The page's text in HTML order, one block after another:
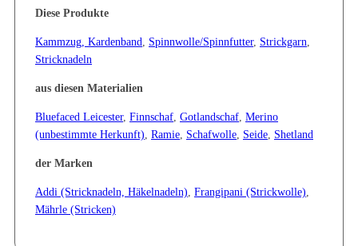
Diese Produkte
Kammzug, Kardenband, Spinnwolle/Spinnfutter, Strickgarn,
Stricknadeln
aus diesen Materialien
Bluefaced Leicester, Finnschaf, Gotlandschaf, Merino
(unbestimmte Herkunft), Ramie, Schafwolle, Seide, Shetland
der Marken
Addi (Stricknadeln, Häkelnadeln), Frangipani (Strickwolle),
Mährle (Stricken)